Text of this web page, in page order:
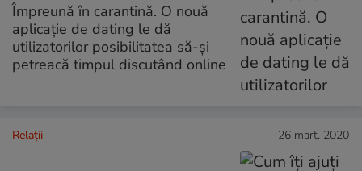
Împreună în carantină. O nouă
aplicație de dating le dă
utilizatorilor posibilitatea să-și
petreacă timpul discutând online
Relații 26 mart. 2020